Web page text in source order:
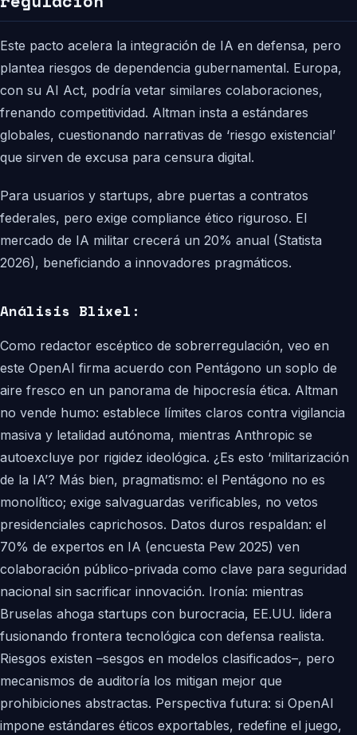
Este pacto acelera la integración de IA en defensa, pero
plantea riesgos de dependencia gubernamental. Europa,
con su AI Act, podría vetar similares colaboraciones,
frenando competitividad. Altman insta a estándares
globales, cuestionando narrativas de ‘riesgo existencial’
que sirven de excusa para censura digital.
Para usuarios y startups, abre puertas a contratos
federales, pero exige compliance ético riguroso. El
mercado de IA militar crecerá un 20% anual (Statista
2026), beneficiando a innovadores pragmáticos.
Análisis Blixel:
Como redactor escéptico de sobrerregulación, veo en
este OpenAI firma acuerdo con Pentágono un soplo de
aire fresco en un panorama de hipocresía ética. Altman
no vende humo: establece límites claros contra vigilancia
masiva y letalidad autónoma, mientras Anthropic se
autoexcluye por rigidez ideológica. ¿Es esto ‘militarización
de la IA’? Más bien, pragmatismo: el Pentágono no es
monolítico; exige salvaguardas verificables, no vetos
presidenciales caprichosos. Datos duros respaldan: el
70% de expertos en IA (encuesta Pew 2025) ven
colaboración público-privada como clave para seguridad
nacional sin sacrificar innovación. Ironía: mientras
Bruselas ahoga startups con burocracia, EE.UU. lidera
fusionando frontera tecnológica con defensa realista.
Riesgos existen –sesgos en modelos clasificados–, pero
mecanismos de auditoría los mitigan mejor que
prohibiciones abstractas. Perspectiva futura: si OpenAI
impone estándares éticos exportables, redefine el juego,